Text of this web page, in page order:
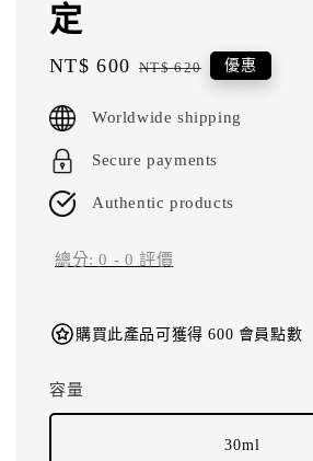
定
Sale
NT$ 600 Regular
NT$ 620 優惠
Worldwide shipping
Secure payments
Authentic products
總分:0 - 0 評價
購買此產品可獲得 600 會員點數
容量
30ml